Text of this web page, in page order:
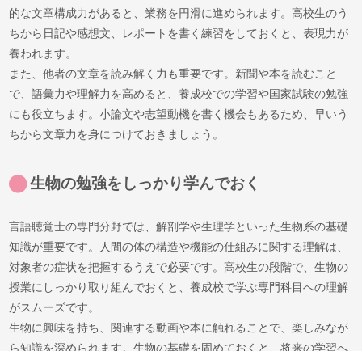
的な文章構成力があると、業務を円滑に進められます。高校生のう
ちから日記や感想文、レポートを書く練習をしておくと、表現力が
養われます。
また、他者の文章を読み解く力も重要です。新聞や本を読むこと
で、語彙力や理解力を高めると、養成校での学習や国家試験の勉強
にも役立ちます。小論文や志望動機を書く機会もあるため、早いう
ちから文章力を身につけておきましょう。
生物の勉強をしっかり学んでおく
言語聴覚士の専門分野では、解剖学や生理学といった生物系の基礎
知識が重要です。人間の体の構造や機能の仕組みに関する理解は、
対象者の症状を把握するうえで必要です。高校生の段階で、生物の
授業にしっかり取り組んでおくと、養成校で学ぶ専門科目への理解
がスムーズです。
生物に興味を持ち、関連する動画や本に触れることで、楽しみなが
ら知識を深められます。生物の基礎を固めておくと、将来の学習へ